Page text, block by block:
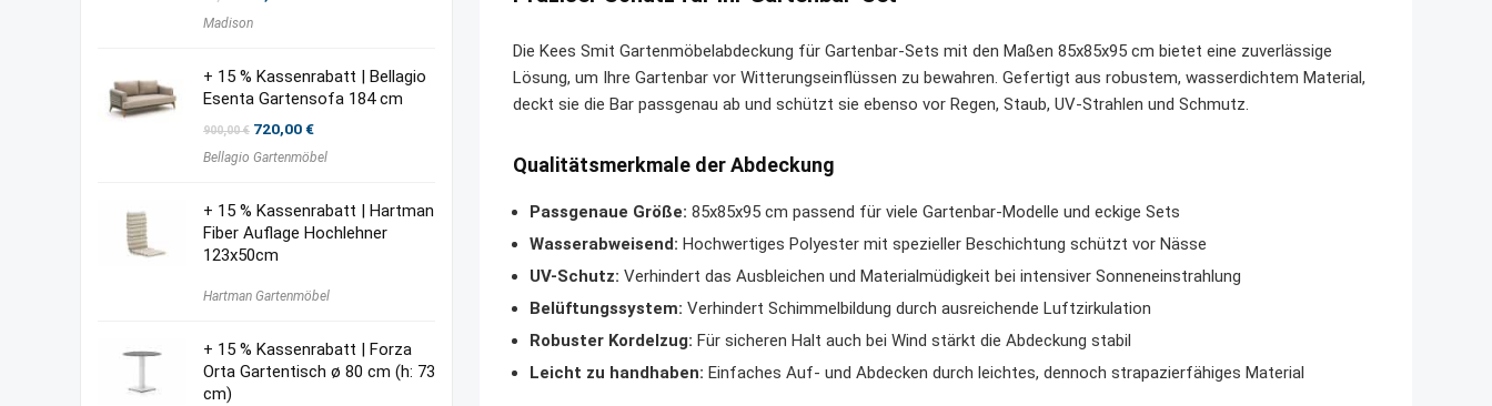
Die Kees Smit Gartenmöbelabdeckung für Gartenbar-Sets mit den Maßen 85x85x95 cm bietet eine zuverlässige
Lösung, um Ihre Gartenbar vor Witterungseinflüssen zu bewahren. Gefertigt aus robustem, wasserdichtem Material,
deckt sie die Bar passgenau ab und schützt sie ebenso vor Regen, Staub, UV-Strahlen und Schmutz.
Qualitätsmerkmale der Abdeckung
Passgenaue Größe: 85x85x95 cm passend für viele Gartenbar-Modelle und eckige Sets
Wasserabweisend: Hochwertiges Polyester mit spezieller Beschichtung schützt vor Nässe
UV-Schutz: Verhindert das Ausbleichen und Materialmüdigkeit bei intensiver Sonneneinstrahlung
Belüftungssystem: Verhindert Schimmelbildung durch ausreichende Luftzirkulation
Robuster Kordelzug: Für sicheren Halt auch bei Wind stärkt die Abdeckung stabil
Leicht zu handhaben: Einfaches Auf- und Abdecken durch leichtes, dennoch strapazierfähiges Material
war:
Madison
+ 15 % Kassenrabatt | Bellagio
Esenta Gartensofa 184 cm
900,00€ Ursprünglicher
war:
720,00€Aktueller
ist:
Bellagio Gartenmöbel
+ 15 % Kassenrabatt | Hartman
Fiber Auflage Hochlehner
123x50cm
Hartman Gartenmöbel
+ 15 % Kassenrabatt | Forza
Orta Gartentisch ø 80 cm (h: 73
cm)